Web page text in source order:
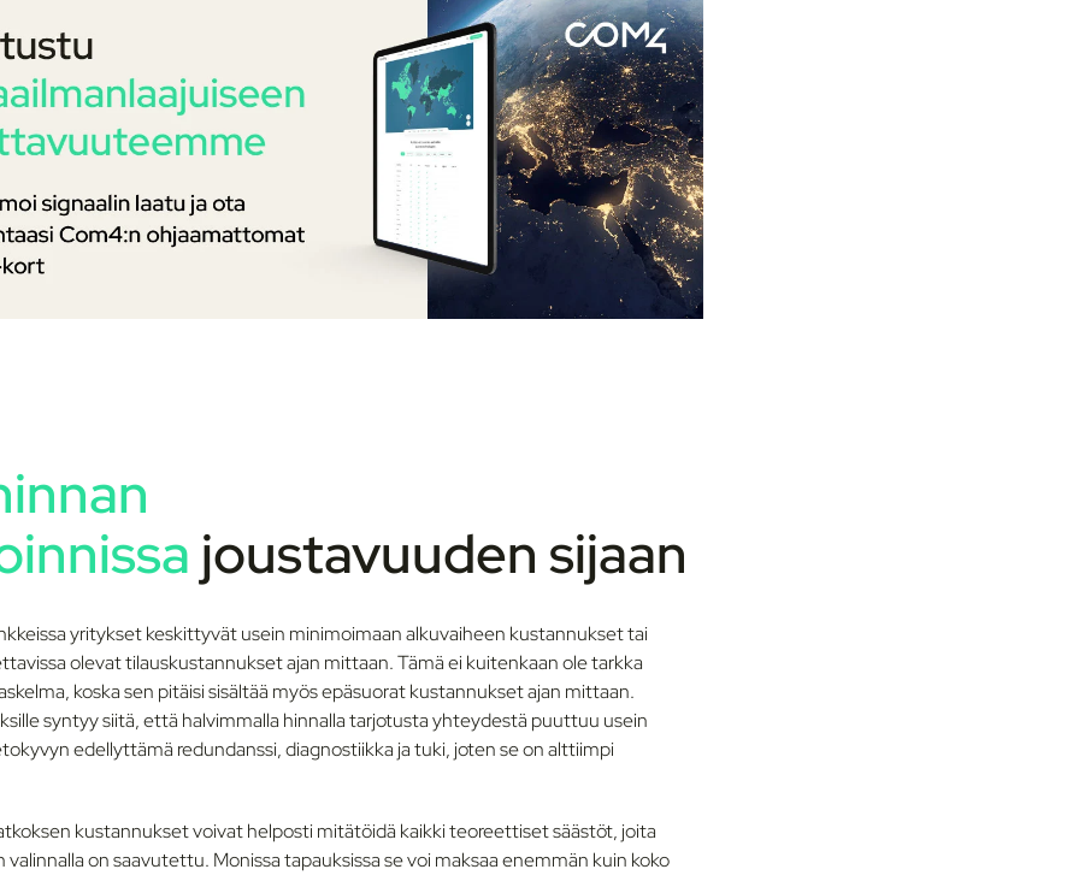
joustavuuden sijaan
yritykset keskittyvät usein minimoimaan alkuvaiheen kustannukset tai
olevat tilauskustannukset ajan mittaan. Tämä ei kuitenkaan ole tarkka
koska sen pitäisi sisältää myös epäsuorat kustannukset ajan mittaan.
syntyy siitä, että halvimmalla hinnalla tarjotusta yhteydestä puuttuu usein
edellyttämä redundanssi, diagnostiikka ja tuki, joten se on alttiimpi
kustannukset voivat helposti mitätöidä kaikki teoreettiset säästöt, joita
on saavutettu. Monissa tapauksissa se voi maksaa enemmän kuin koko